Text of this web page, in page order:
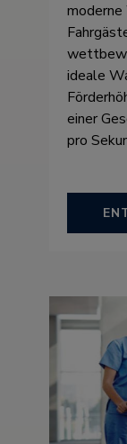
ideale
einer
pro